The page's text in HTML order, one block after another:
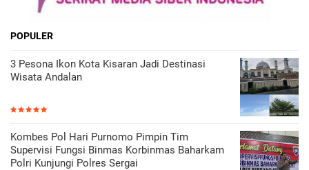
POPULER
3 Pesona Ikon Kota Kisaran Jadi Destinasi
Wisata Andalan
Kombes Pol Hari Purnomo Pimpin Tim
Supervisi Fungsi Binmas Korbinmas Baharkam
Polri Kunjungi Polres Sergai